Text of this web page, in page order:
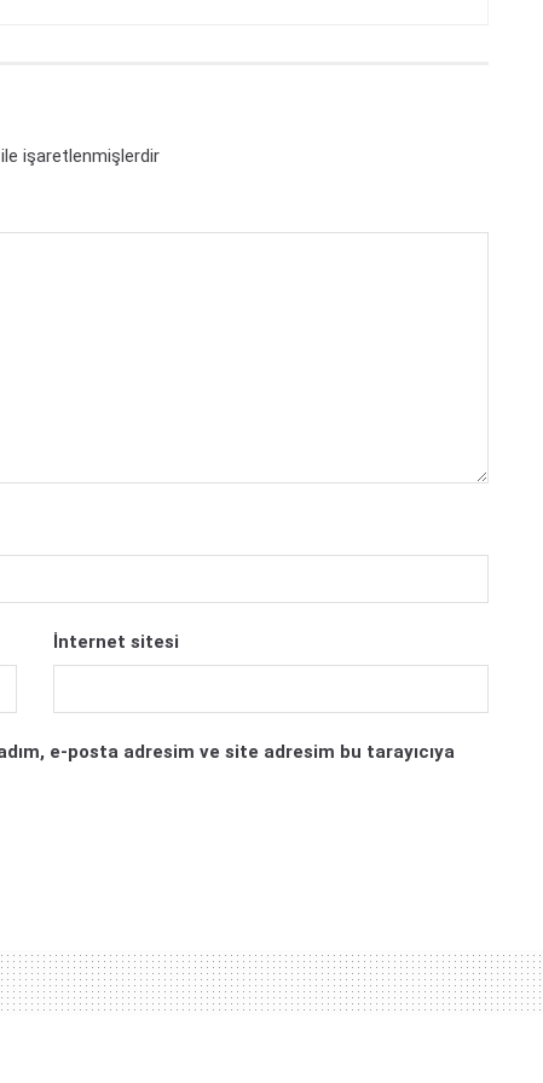
işaretlenmişlerdir
İnternet sitesi
e-posta adresim ve site adresim bu tarayıcıya